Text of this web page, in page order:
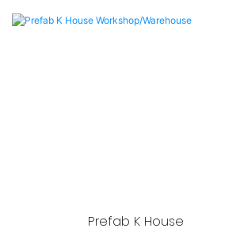
Prefab K House